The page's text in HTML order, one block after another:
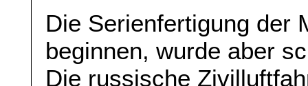
Die Serienfertigung der
beginnen, wurde aber
Die russische